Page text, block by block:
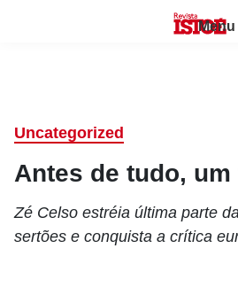
Menu
Uncategorized
Antes de tudo, um
Zé Celso estréia última parte
sertões e conquista a crítica